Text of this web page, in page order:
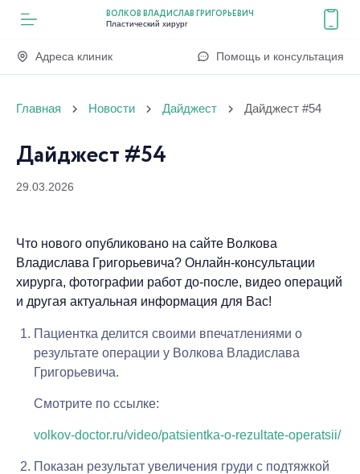
ВОЛКОВ ВЛАДИСЛАВ ГРИГОРЬЕВИЧ
Пластический хирург
Адреса клиник Помощь и консультация
Главная Новости Дайджест Дайджест #54
Дайджест #54
29.03.2026
Что нового опубликовано на сайте Волкова
Владислава Григорьевича? Онлайн-консультации
хирурга, фотографии работ до-после, видео операций
и другая актуальная информация для Вас!
Пациентка делится своими впечатлениями о
результате операции у Волкова Владислава
Григорьевича.
Смотрите по ссылке:
volkov-doctor.ru/video/patsientka-o-rezultate-operatsii/
Показан результат увеличения груди с подтяжкой